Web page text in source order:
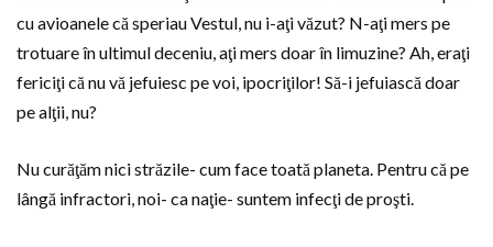
cu avioanele că speriau Vestul, nu i-aţi văzut? N-aţi mers pe
trotuare în ultimul deceniu, aţi mers doar în limuzine? Ah, eraţi
fericiţi că nu vă jefuiesc pe voi, ipocriţilor! Să-i jefuiască doar
pe alţii, nu?
Nu curăţăm nici străzile- cum face toată planeta. Pentru că pe
lângă infractori, noi- ca naţie- suntem infecţi de proşti.